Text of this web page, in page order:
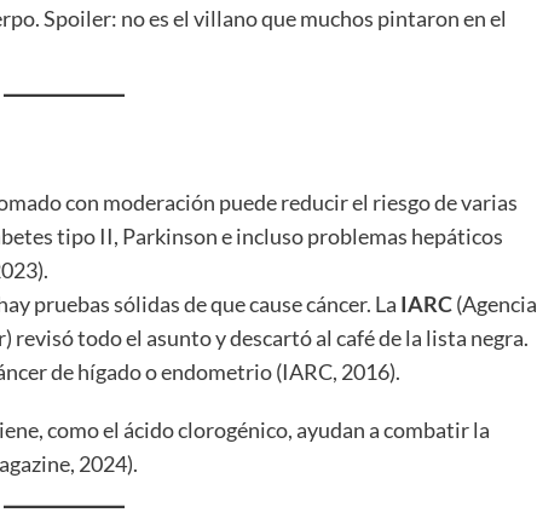
Spoiler: no es el villano que muchos pintaron en el
con moderación puede reducir el riesgo de varias
tipo II, Parkinson e incluso problemas hepáticos
pruebas sólidas de que cause cáncer. La IARC(Agencia
todo el asunto y descartó al café de la lista negra.
de hígado o endometrio (IARC, 2016).
como el ácido clorogénico, ayudan a combatir la
2024).